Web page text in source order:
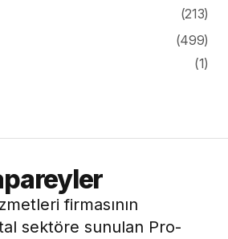
(213)
(499)
(1)
firmasının
sektöre sunulan Pro-